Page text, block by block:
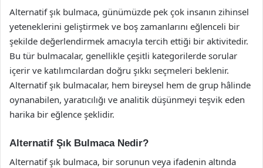
Alternatif şık bulmaca, günümüzde pek çok insanın zihinsel
yeteneklerini geliştirmek ve boş zamanlarını eğlenceli bir
şekilde değerlendirmek amacıyla tercih ettiği bir aktivitedir.
Bu tür bulmacalar, genellikle çeşitli kategorilerde sorular
içerir ve katılımcılardan doğru şıkkı seçmeleri beklenir.
Alternatif şık bulmacalar, hem bireysel hem de grup hâlinde
oynanabilen, yaratıcılığı ve analitik düşünmeyi teşvik eden
harika bir eğlence şeklidir.
Alternatif Şık Bulmaca Nedir?
Alternatif şık bulmaca, bir sorunun veya ifadenin altında